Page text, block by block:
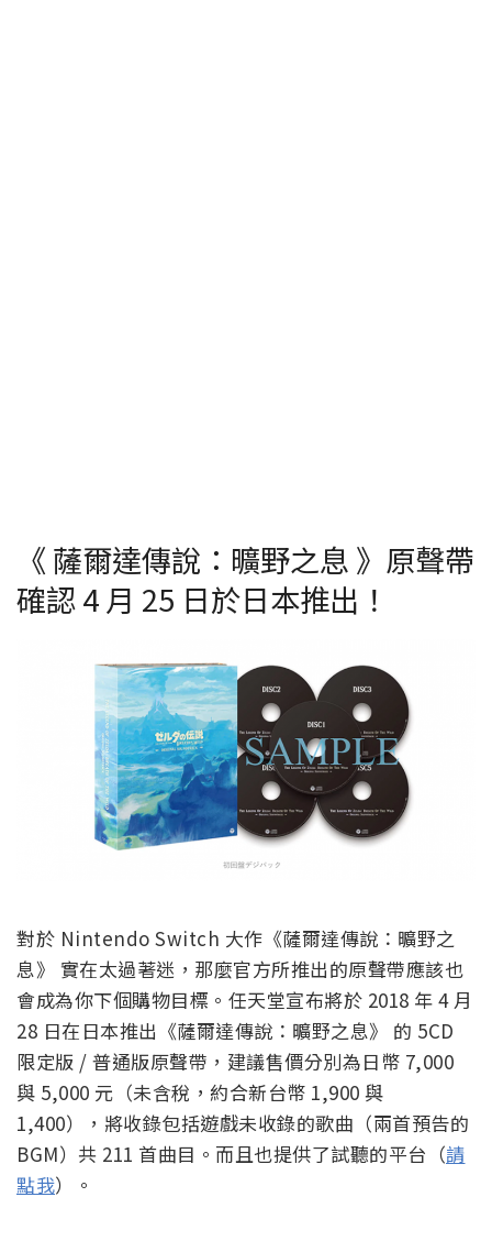
《 薩爾達傳說：曠野之息 》原聲帶
確認 4 月 25 日於日本推出！
對於 Nintendo Switch 大作《薩爾達傳說：曠野之
息》 實在太過著迷，那麼官方所推出的原聲帶應該也
會成為你下個購物目標。任天堂宣布將於 2018 年 4 月
28 日在日本推出《薩爾達傳說：曠野之息》 的 5CD
限定版 / 普通版原聲帶，建議售價分別為日幣 7,000
與 5,000 元（未含稅，約合新台幣 1,900 與
1,400），將收錄包括遊戲未收錄的歌曲（兩首預告的
BGM）共 211 首曲目。而且也提供了試聽的平台（請
點我）。